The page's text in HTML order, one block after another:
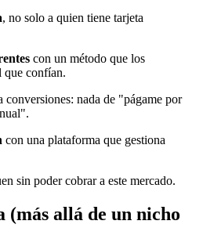
, no solo a quien tiene tarjeta
con un método que los
que confían.
conversiones: nada de "págame por
con una plataforma que gestiona
sin poder cobrar a este mercado.
(más allá de un nicho